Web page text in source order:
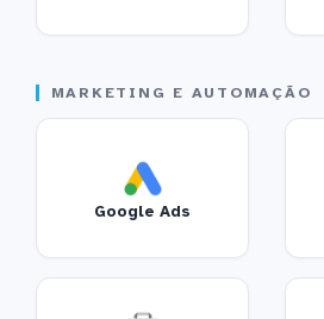
MARKETING E AUTOMAÇÃO
Google Ads